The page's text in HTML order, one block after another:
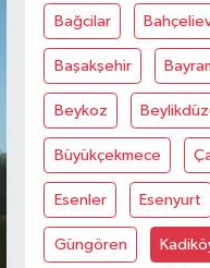
Bağcilar
Başakşehir
Beykoz
Büyükçekmece
Esenler Esenyurt
Güngören